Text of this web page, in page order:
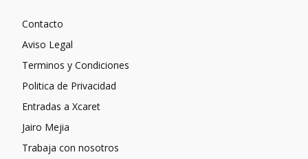
Contacto
Aviso Legal
Terminos y Condiciones
Politica de Privacidad
Entradas a Xcaret
Jairo Mejia
Trabaja con nosotros